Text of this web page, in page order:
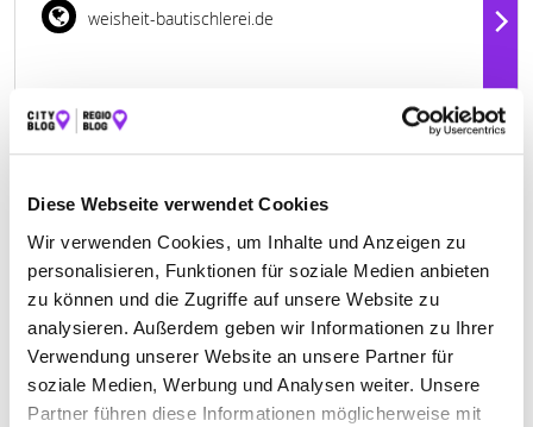
Diese Webseite verwendet Cookies
Wir verwenden Cookies, um Inhalte und Anzeigen zu
personalisieren, Funktionen für soziale Medien anbieten
zu können und die Zugriffe auf unsere Website zu
analysieren. Außerdem geben wir Informationen zu Ihrer
Verwendung unserer Website an unsere Partner für
soziale Medien, Werbung und Analysen weiter. Unsere
Partner führen diese Informationen möglicherweise mit
weisheit-bautischlerei.de
Keine Öffnungszeiten angegeben
THOMAS SCHÜFFLER TISCHLEREI